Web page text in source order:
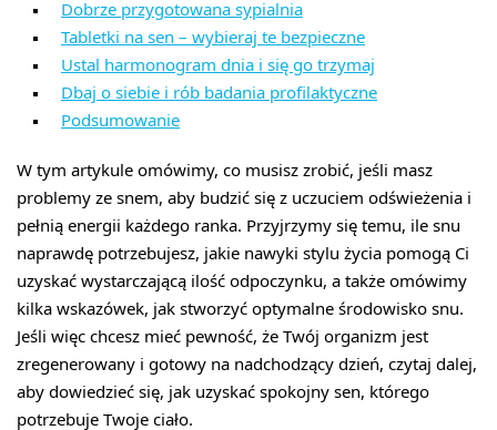
Dobrze przygotowana sypialnia
Tabletki na sen – wybieraj te bezpieczne
Ustal harmonogram dnia i się go trzymaj
Dbaj o siebie i rób badania profilaktyczne
Podsumowanie
W tym artykule omówimy, co musisz zrobić, jeśli masz
problemy ze snem, aby budzić się z uczuciem odświeżenia i
pełnią energii każdego ranka. Przyjrzymy się temu, ile snu
naprawdę potrzebujesz, jakie nawyki stylu życia pomogą Ci
uzyskać wystarczającą ilość odpoczynku, a także omówimy
kilka wskazówek, jak stworzyć optymalne środowisko snu.
Jeśli więc chcesz mieć pewność, że Twój organizm jest
zregenerowany i gotowy na nadchodzący dzień, czytaj dalej,
aby dowiedzieć się, jak uzyskać spokojny sen, którego
potrzebuje Twoje ciało.